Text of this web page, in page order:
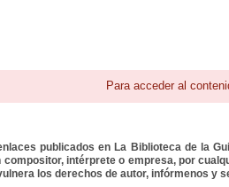
Para acceder al
publicados en La Biblioteca de la
compositor, intérprete o empresa, por
los derechos de autor, infórmenos y